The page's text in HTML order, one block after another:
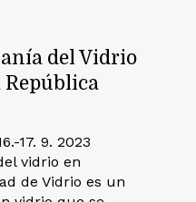
del Vidrio
República
17. 9. 2023
vidrio en
de Vidrio es un